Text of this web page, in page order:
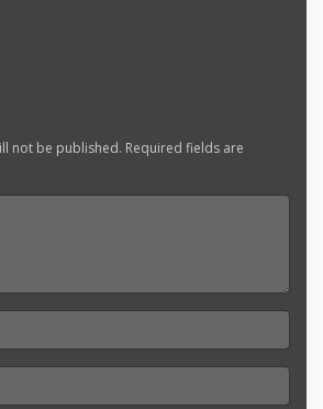
not be published. Required fields are